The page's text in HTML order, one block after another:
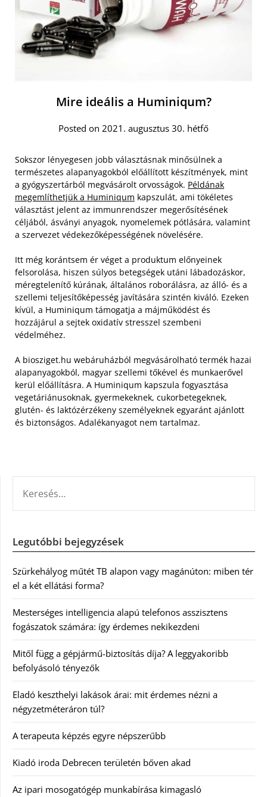
Mire ideális a Huminiqum?
Posted on 2021. augusztus 30. hétfő
Sokszor lényegesen jobb választásnak minősülnek a
természetes alapanyagokból előállított készítmények, mint
a gyógyszertárból megvásárolt orvosságok. Példának
megemlíthetjük a Huminiqum kapszulát, ami tökéletes
választást jelent az immunrendszer megerősítésének
céljából, ásványi anyagok, nyomelemek pótlására, valamint
a szervezet védekezőképességének növelésére.
Itt még korántsem ér véget a produktum előnyeinek
felsorolása, hiszen súlyos betegségek utáni lábadozáskor,
méregtelenítő kúrának, általános roborálásra, az álló- és a
szellemi teljesítőképesség javítására szintén kiváló. Ezeken
kívül, a Huminiqum támogatja a májműködést és
hozzájárul a sejtek oxidatív stresszel szembeni
védelméhez.
A biosziget.hu webáruházból megvásárolható termék hazai
alapanyagokból, magyar szellemi tőkével és munkaerővel
kerül előállításra. A Huminiqum kapszula fogyasztása
vegetáriánusoknak, gyermekeknek, cukorbetegeknek,
glutén- és laktózérzékeny személyeknek egyaránt ajánlott
és biztonságos. Adalékanyagot nem tartalmaz.
Legutóbbi bejegyzések
Szürkehályog műtét TB alapon vagy magánúton: miben tér
el a két ellátási forma?
Mesterséges intelligencia alapú telefonos asszisztens
fogászatok számára: így érdemes nekikezdeni
Mitől függ a gépjármű-biztosítás díja? A leggyakoribb
befolyásoló tényezők
Eladó keszthelyi lakások árai: mit érdemes nézni a
négyzetméteráron túl?
A terapeuta képzés egyre népszerűbb
Kiadó iroda Debrecen területén bőven akad
Az ipari mosogatógép munkabírása kimagasló